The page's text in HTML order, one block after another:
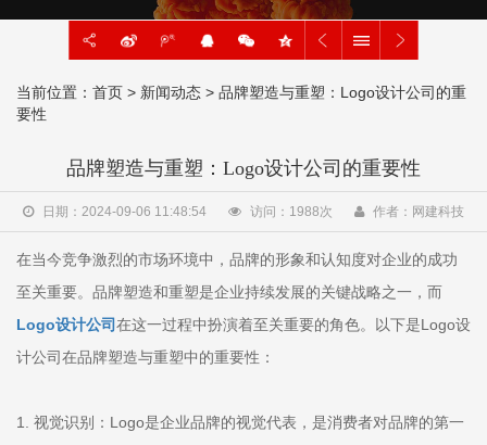
当前位置： 首页 > 新闻动态 > 品牌塑造与重塑：Logo设计公司的重
要性
品牌塑造与重塑：Logo设计公司的重要性
日期：2024-09-06 11:48:54 访问： 1988次 作者：网建科技
在当今竞争激烈的市场环境中，品牌的形象和认知度对企业的成功
至关重要。品牌塑造和重塑是企业持续发展的关键战略之一，而
Logo设计公司在这一过程中扮演着至关重要的角色。以下是Logo设
计公司在品牌塑造与重塑中的重要性：
1. 视觉识别：Logo是企业品牌的视觉代表，是消费者对品牌的第一